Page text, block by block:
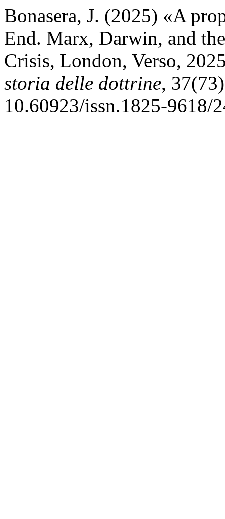
Bonasera, J. (2025) «A
End. Marx, Darwin, and
Crisis, London, Verso,
storia delle dottrine,
10.60923/issn.1825-9618/